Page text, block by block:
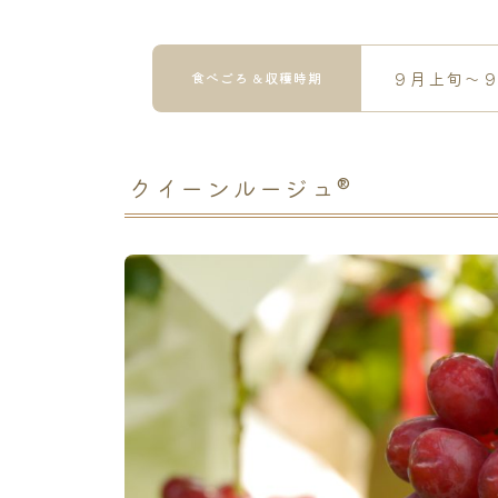
食べごろ＆収穫時期 ９月上旬〜
クイーンルージュ®